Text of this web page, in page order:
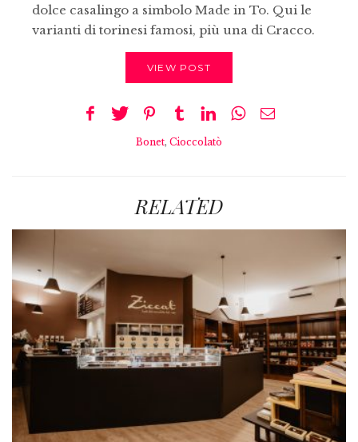
dolce casalingo a simbolo Made in To. Qui le
varianti di torinesi famosi, più una di Cracco.
VIEW POST
Bonet, Cioccolatò
RELATED